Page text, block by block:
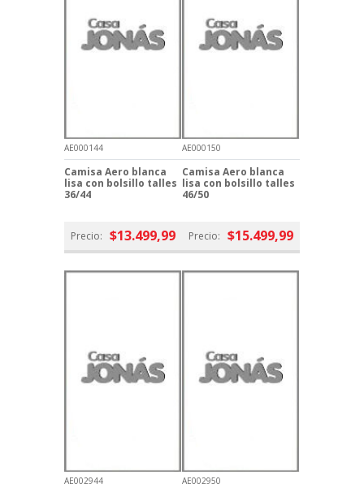
AE000144
Camisa Aero blanca
lisa con bolsillo talles
36/44
Precio: $13.499,99
AE000150
Camisa Aero blanca
lisa con bolsillo talles
46/50
Precio: $15.499,99
AE002944 AE002950